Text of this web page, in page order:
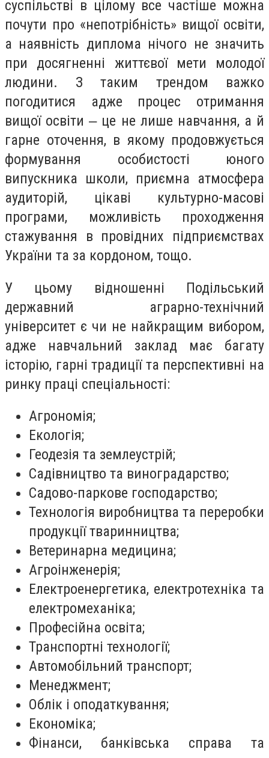
суспільстві в цілому все частіше можна
почути про «непотрібність» вищої освіти,
а наявність диплома нічого не значить
при досягненні життєвої мети молодої
людини. З таким трендом важко
погодитися адже процес отримання
вищої освіти ‒ це не лише навчання, а й
гарне оточення, в якому продовжується
формування особистості юного
випускника школи, приємна атмосфера
аудиторій, цікаві культурно-масові
програми, можливість проходження
стажування в провідних підприємствах
України та за кордоном, тощо.
У цьому відношенні Подільський
державний аграрно-технічний
університет є чи не найкращим вибором,
адже навчальний заклад має багату
історію, гарні традиції та перспективні на
ринку праці спеціальності:
Агрономія;
Екологія;
Геодезія та землеустрій;
Садівництво та виноградарство;
Садово-паркове господарство;
Технологія виробництва та переробки
продукції тваринництва;
Ветеринарна медицина;
Агроінженерія;
Електроенергетика, електротехніка та
електромеханіка;
Професійна освіта;
Транспортні технології;
Автомобільний транспорт;
Менеджмент;
Облік і оподаткування;
Економіка;
Фінанси, банківська справа та